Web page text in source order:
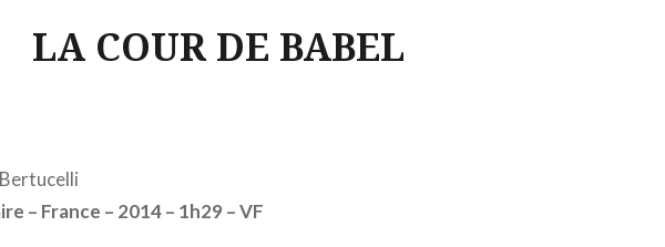
LA COUR DE BABEL
– France – 2014 – 1h29 – VF